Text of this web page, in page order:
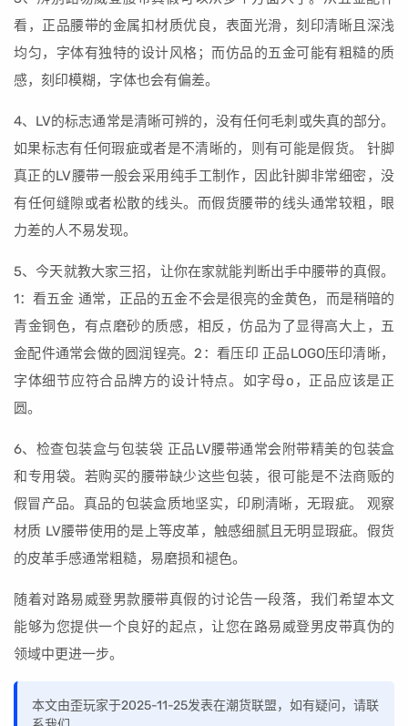
看，正品腰带的金属扣材质优良，表面光滑，刻印清晰且深浅
均匀，字体有独特的设计风格；而仿品的五金可能有粗糙的质
感，刻印模糊，字体也会有偏差。
4、LV的标志通常是清晰可辨的，没有任何毛刺或失真的部分。
如果标志有任何瑕疵或者是不清晰的，则有可能是假货。 针脚
真正的LV腰带一般会采用纯手工制作，因此针脚非常细密，没
有任何缝隙或者松散的线头。而假货腰带的线头通常较粗，眼
力差的人不易发现。
5、今天就教大家三招，让你在家就能判断出手中腰带的真假。
1：看五金 通常，正品的五金不会是很亮的金黄色，而是稍暗的
青金铜色，有点磨砂的质感，相反，仿品为了显得高大上，五
金配件通常会做的圆润锃亮。2：看压印 正品LOGO压印清晰，
字体细节应符合品牌方的设计特点。如字母o，正品应该是正
圆。
6、检查包装盒与包装袋 正品LV腰带通常会附带精美的包装盒
和专用袋。若购买的腰带缺少这些包装，很可能是不法商贩的
假冒产品。真品的包装盒质地坚实，印刷清晰，无瑕疵。 观察
材质 LV腰带使用的是上等皮革，触感细腻且无明显瑕疵。假货
的皮革手感通常粗糙，易磨损和褪色。
随着对路易威登男款腰带真假的讨论告一段落，我们希望本文
能够为您提供一个良好的起点，让您在路易威登男皮带真伪的
领域中更进一步。
本文由歪玩家于2025-11-25发表在潮货联盟，如有疑问，请联